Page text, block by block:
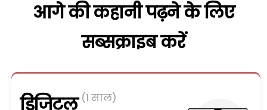
आगे की कहानी पढ़ने के लिए
सब्सक्राइब करें
डिजिटल (1 साल)